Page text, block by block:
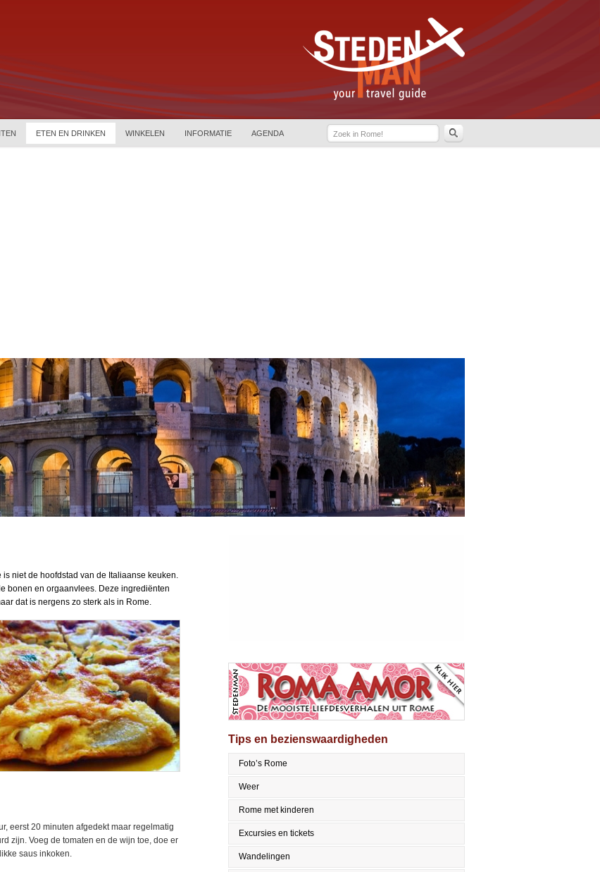
ETEN EN DRINKEN WINKELEN INFORMATIE AGENDA
niet de hoofdstad van de Italiaanse keuken.
bonen en orgaanvlees. Deze ingrediënten
dat is nergens zo sterk als in Rome.
eerst 20 minuten afgedekt maar regelmatig
zijn. Voeg de tomaten en de wijn toe, doe er
saus inkoken.
Tips en bezienswaardigheden
Foto’s Rome
Weer
Rome met kinderen
Excursies en tickets
Wandelingen